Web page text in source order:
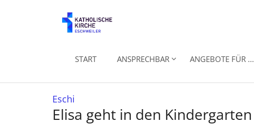
START ANSPRECHBAR ANGEBOTE FÜR ...
Eschi
Elisa geht in den Kindergarten